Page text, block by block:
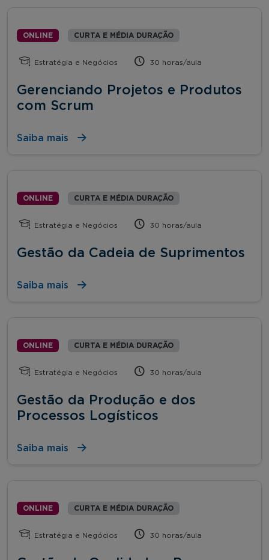
ONLINE CURTA E MÉDIA DURAÇÃO
Estratégia e Negócios 30 horas/aula
Gerenciando Projetos e Produtos
com Scrum
Saiba mais
ONLINE CURTA E MÉDIA DURAÇÃO
Estratégia e Negócios 30 horas/aula
Gestão da Cadeia de Suprimentos
Saiba mais
ONLINE CURTA E MÉDIA DURAÇÃO
Estratégia e Negócios 30 horas/aula
Gestão da Produção e dos
Processos Logísticos
Saiba mais
ONLINE CURTA E MÉDIA DURAÇÃO
Estratégia e Negócios 30 horas/aula